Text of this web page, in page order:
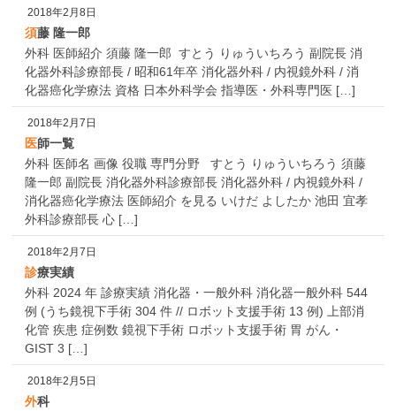
2018年2月8日
須藤 隆一郎
外科 医師紹介 須藤 隆一郎 すとう りゅういちろう 副院長 消
化器外科診療部長 / 昭和61年卒 消化器外科 / 内視鏡外科 / 消
化器癌化学療法 資格 日本外科学会 指導医・外科専門医 […]
2018年2月7日
医師一覧
外科 医師名 画像 役職 専門分野 すとう りゅういちろう 須藤
隆一郎 副院長 消化器外科診療部長 消化器外科 / 内視鏡外科 /
消化器癌化学療法 医師紹介 を見る いけだ よしたか 池田 宜孝
外科診療部長 心 […]
2018年2月7日
診療実績
外科 2024 年 診療実績 消化器・一般外科 消化器一般外科 544
例 (うち鏡視下手術 304 件 // ロボット支援手術 13 例) 上部消
化管 疾患 症例数 鏡視下手術 ロボット支援手術 胃 がん・
GIST 3 […]
2018年2月5日
外科